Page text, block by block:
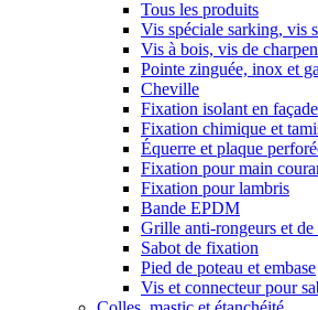
Tous les produits
Vis spéciale sarking, vis
Vis à bois, vis de
Pointe zinguée, inox et
Cheville
Fixation isolant en façade
Fixation chimique et
Équerre et plaque
Fixation pour main
Fixation pour lambris
Bande EPDM
Grille anti-rongeurs et
Sabot de fixation
Pied de poteau et embase
Vis et connecteur pour